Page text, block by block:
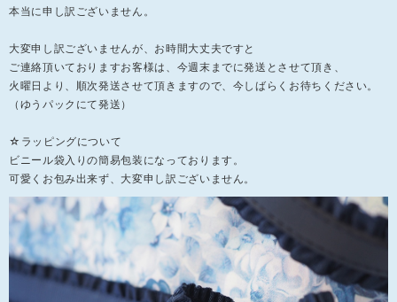
本当に申し訳ございません。
大変申し訳ございませんが、お時間大丈夫ですと
ご連絡頂いておりますお客様は、今週末までに発送とさせて頂き、
火曜日より、順次発送させて頂きますので、今しばらくお待ちください。
（ゆうパックにて発送）
☆ラッピングについて
ビニール袋入りの簡易包装になっております。
可愛くお包み出来ず、大変申し訳ございません。